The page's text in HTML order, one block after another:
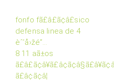
fonfo fã£â£ã¢â£sico
defensa linea de 4
èˆ’å›žé”…
8 11 aã±os
ã£â¢ã¢â¦